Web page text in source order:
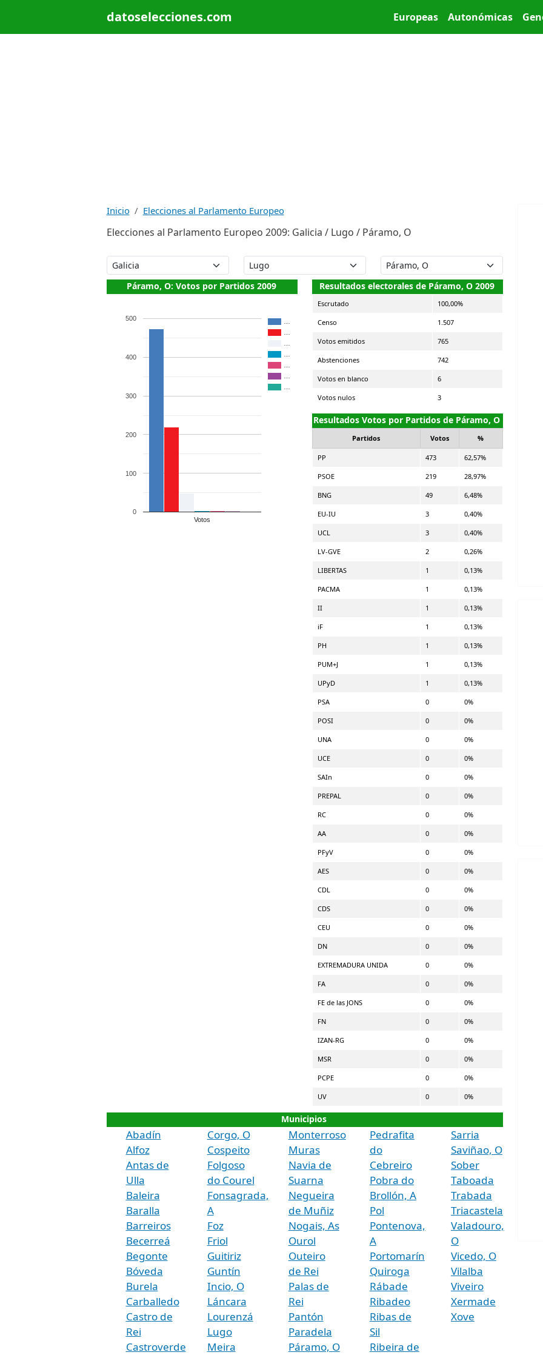
datoselecciones.com Main menu
Europeas Autonómicas
Inicio Elecciones al Parlamento Europeo
Elecciones al Parlamento Europeo 2009: Galicia / Lugo / Páramo, O
Páramo, O: Votos por Partidos 2009
Votos
0
100
200
300
400
500
Resultados electorales de Páramo, O 2009
Escrutado 100,00%
Censo 1.507
Votos emitidos 765
Abstenciones 742
Votos en blanco 6
Votos nulos 3
Resultados Votos por Partidos de Páramo, O
Partidos Votos %
PP 473 62,57%
PSOE 219 28,97%
BNG 49 6,48%
EU-IU 3 0,40%
UCL 3 0,40%
LV-GVE 2 0,26%
LIBERTAS 1 0,13%
PACMA 1 0,13%
II 1 0,13%
iF 1 0,13%
PH 1 0,13%
PUM+J 1 0,13%
UPyD 1 0,13%
PSA 0 0%
POSI 0 0%
UNA 0 0%
UCE 0 0%
SAIn 0 0%
PREPAL 0 0%
RC 0 0%
AA 0 0%
PFyV 0 0%
AES 0 0%
CDL 0 0%
CDS 0 0%
CEU 0 0%
DN 0 0%
EXTREMADURA UNIDA 0 0%
FA 0 0%
FE de las JONS 0 0%
FN 0 0%
IZAN-RG 0 0%
MSR 0 0%
PCPE 0 0%
UV 0 0%
Municipios
Abadín
Alfoz
Antas de
Ulla
Baleira
Baralla
Barreiros
Becerreá
Begonte
Bóveda
Burela
Carballedo
Castro de
Rei
Castroverde
Corgo, O
Cospeito
Folgoso
do Courel
Fonsagrada,
A
Foz
Friol
Guitiriz
Guntín
Incio, O
Láncara
Lourenzá
Lugo
Meira
Monterroso
Muras
Navia de
Suarna
Negueira
de Muñiz
Nogais, As
Ourol
Outeiro
de Rei
Palas de
Rei
Pantón
Paradela
Páramo, O
Pedrafita
do
Cebreiro
Pobra do
Brollón, A
Pol
Pontenova,
A
Portomarín
Quiroga
Rábade
Ribadeo
Ribas de
Sil
Ribeira de
Sarria
Saviñao, O
Sober
Taboada
Trabada
Triacastela
Valadouro,
O
Vicedo, O
Vilalba
Viveiro
Xermade
Xove